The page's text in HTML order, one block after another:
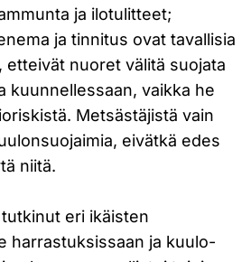
ja ilotulitteet;
ja tinnitus ovat tavallisia
etteivät nuoret välitä suojata
kuunnellessaan, vaikka he
Metsästäjistä vain
eivätkä edes
niitä.
eri ikäisten
harrastuksissaan ja kuulo-